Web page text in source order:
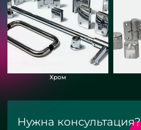
Хром
Нужна консультация?